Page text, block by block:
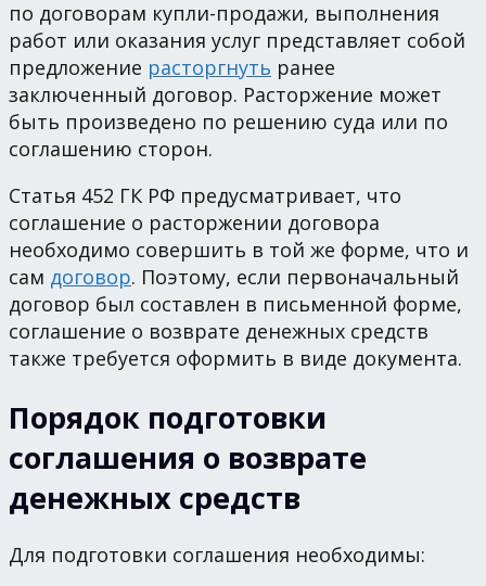
по договорам купли-продажи, выполнения
работ или оказания услуг представляет собой
предложение расторгнуть ранее
заключенный договор. Расторжение может
быть произведено по решению суда или по
соглашению сторон.
Статья 452 ГК РФ предусматривает, что
соглашение о расторжении договора
необходимо совершить в той же форме, что и
сам договор. Поэтому, если первоначальный
договор был составлен в письменной форме,
соглашение о возврате денежных средств
также требуется оформить в виде документа.
Порядок подготовки
соглашения о возврате
денежных средств
Для подготовки соглашения необходимы: